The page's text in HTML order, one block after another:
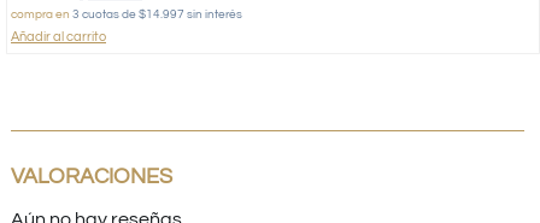
compra en 3 cuotas de $14.997 sin interés
Añadir al carrito
VALORACIONES